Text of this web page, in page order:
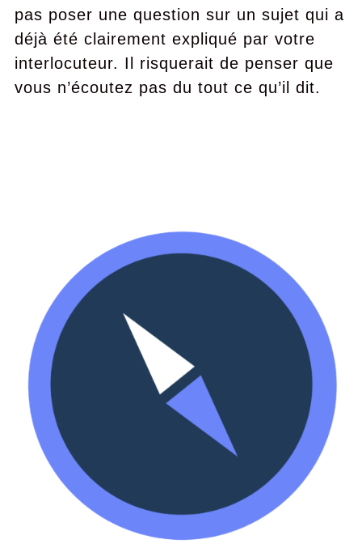
pas poser une question sur un sujet qui a
déjà été clairement expliqué par votre
interlocuteur. Il risquerait de penser que
vous n’écoutez pas du tout ce qu’il dit.